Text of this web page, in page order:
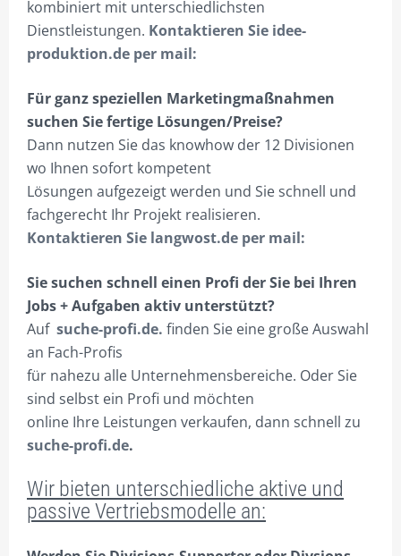
HILFE?/FAQ
ANMELDEN
ABMELDEN
BESTELLVORGANG
DATENSCHUTZ
WARENKORB
WIDERRUF
ZAHLUNGSARTEN
kombiniert mit unterschiedlichsten
Dienstleistungen. Kontaktieren Sie idee-
produktion.de per mail:
Für ganz speziellen Marketingmaßnahmen
suchen Sie fertige Lösungen/Preise?
Dann nutzen Sie das knowhow der 12 Divisionen
wo Ihnen sofort kompetent
Lösungen aufgezeigt werden und Sie schnell und
fachgerecht Ihr Projekt realisieren.
Kontaktieren Sie langwost.de per mail:
Sie suchen schnell einen Profi derSie bei Ihren
Jobs + Aufgaben aktiv unterstützt?
Auf suche-profi.de. finden Sie eine große Auswahl
an Fach-Profis
für nahezu alle Unternehmensbereiche. Oder Sie
sind selbst ein Profi und möchten
online Ihre Leistungen verkaufen, dann schnell zu
suche-profi.de.
Wir bieten unterschiedliche aktive und
passive Vertriebsmodelle an: